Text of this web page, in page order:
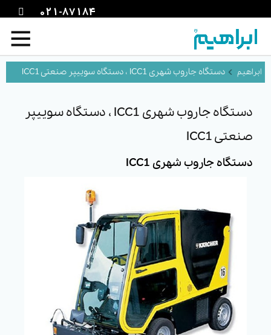
021-87184
دستگاه جاروب شهری ICC1 ، دستگاه سوییپر صنعتی ICC1
دستگاه جاروب شهری ICC1 ، دستگاه سوییپر
صنعتی ICC1
دستگاه جاروب شهری ICC1